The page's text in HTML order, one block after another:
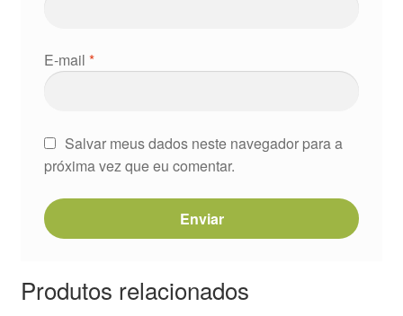
E-mail *
Salvar meus dados neste navegador para a
próxima vez que eu comentar.
Produtos relacionados